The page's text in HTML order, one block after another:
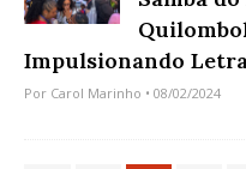
Impulsionando
Por Carol Marinho • 08/02/2024